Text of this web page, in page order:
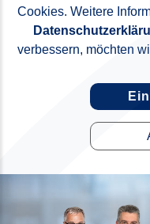
Cookies. Weitere
verbessern, möchten